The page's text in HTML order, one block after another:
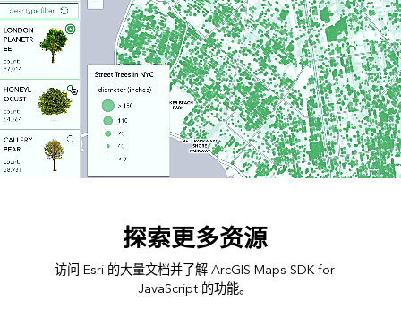
探索更多资源
访问 Esri 的大量文档并了解 ArcGIS Maps SDK for
JavaScript 的功能。